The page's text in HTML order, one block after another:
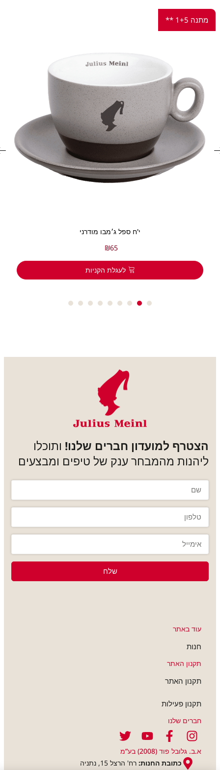
מתנה 1+5 **
י'ח ספל ג׳מבו מודרני
₪
לעגלת הקניות
הצטרף למועדון חברים שלנו!ותוכלו
ליהנות מהמבחר ענק של טיפים ומבצעים
שלח
עוד באתר
חנות
תקנון האתר
תקנון האתר
תקנון פעילות
חברים שלנו
א.ב. גלובל פוד (2008) בע”מ
כתובת החנות:רח' הרצל 15, נתניה